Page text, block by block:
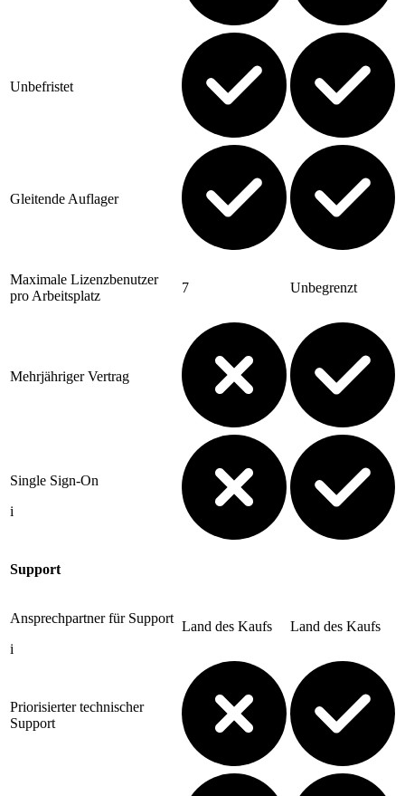
Unbefristet
Gleitende Auflager
Maximale Lizenzbenutzer
pro Arbeitsplatz
7 Unbegrenzt
Mehrjähriger Vertrag
Single Sign-On
i
Support
Ansprechpartner für Support
i
Land des Kaufs Land des Kaufs
Priorisierter technischer
Support